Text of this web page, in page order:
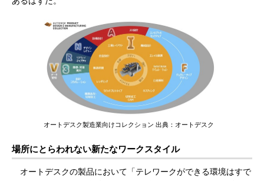
オートデスク製造業向けコレクション 出典：オートデスク
場所にとらわれない新たなワークスタイル
オートデスクの製品において「テレワークができる環境はすで